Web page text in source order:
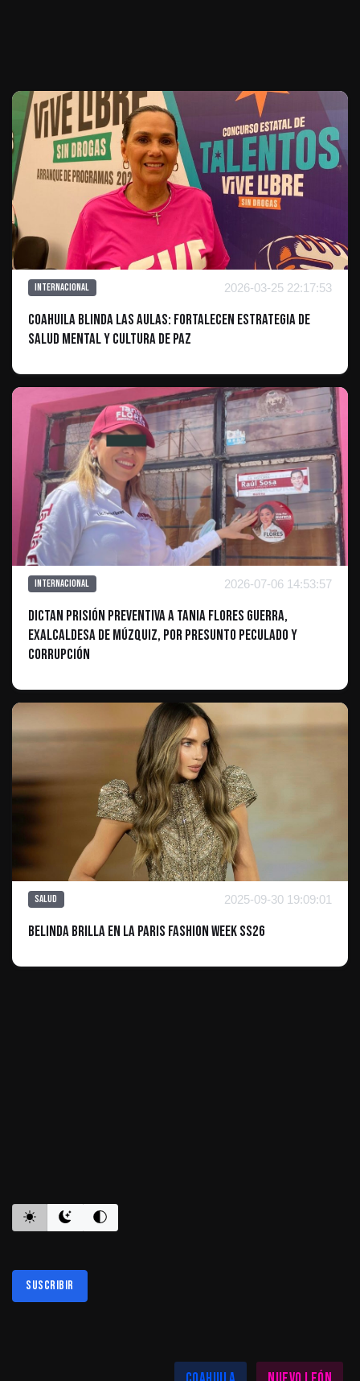
Internacional 2026-03-25 22:17:53
Coahuila blinda las aulas: Fortalecen estrategia de
salud mental y cultura de paz
Internacional 2026-07-06 14:53:57
Dictan prisión preventiva a Tania Flores Guerra,
exalcaldesa de Múzquiz, por presunto peculado y
corrupción
Salud 2025-09-30 19:09:01
Belinda Brilla en la Paris Fashion Week SS26
Suscribir